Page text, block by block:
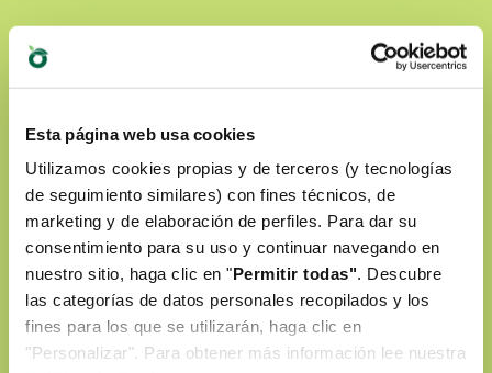
Esta página web usa cookies
Utilizamos cookies propias y de terceros (y tecnologías
de seguimiento similares) con fines técnicos, de
marketing y de elaboración de perfiles. Para dar su
consentimiento para su uso y continuar navegando en
nuestro sitio, haga clic en "Permitir todas". Descubre
las categorías de datos personales recopilados y los
fines para los que se utilizarán, haga clic en
"Personalizar". Para obtener más información lee nuestra